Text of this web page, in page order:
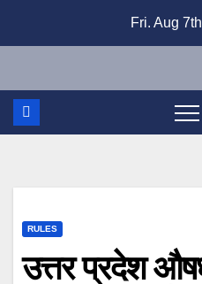
Fri. Aug
RULES
उत्तर प्रदेश